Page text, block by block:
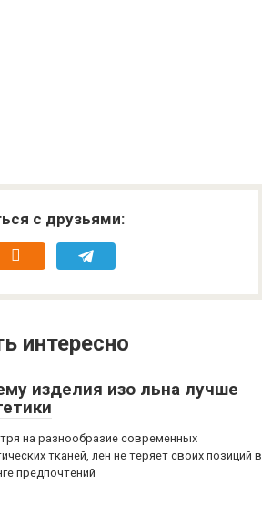
с друзьями:
интересно
изделия изо льна лучше
на разнообразие современных
тканей, лен не теряет своих позиций в
предпочтений